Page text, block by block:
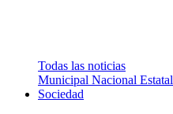
Todas las noticias
Municipal Nacional Estatal
Sociedad